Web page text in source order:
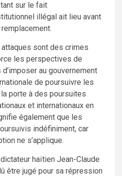
sur le fait
illégal ait lieu avant
sont des crimes
les perspectives de
au gouvernement
de poursuivre les
porte à des poursuites
et internationaux en
également que les
indéfiniment, car
ne s’applique.
haïtien Jean-Claude
être jugé pour sa répression